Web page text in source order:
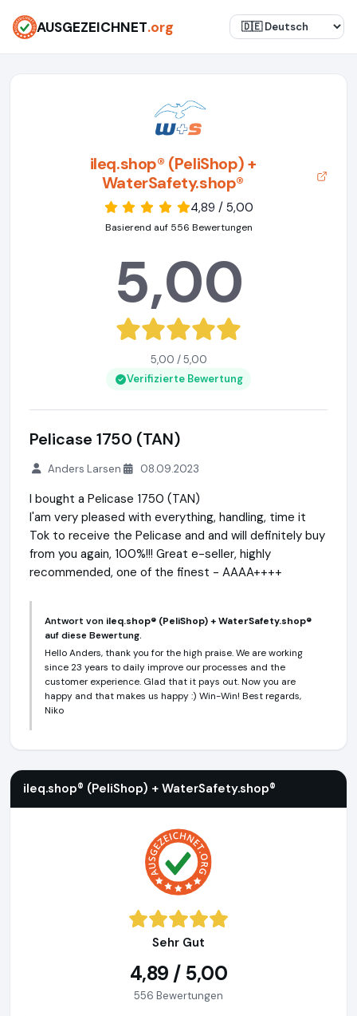
AUSGEZEICHNET.org
ileq.shop® (PeliShop) +
WaterSafety.shop®
4,89 / 5,00
Basierend auf 556 Bewertungen
5,00
5,00 / 5,00
Verifizierte Bewertung
Pelicase 1750 (TAN)
Anders Larsen 08.09.2023
I bought a Pelicase 1750 (TAN)
I'am very pleased with everything, handling, time it
Tok to receive the Pelicase and and will definitely buy
from you again, 100%!!! Great e-seller, highly
recommended, one of the finest - AAAA++++
Antwort von ileq.shop® (PeliShop) + WaterSafety.shop®
auf diese Bewertung.
Hello Anders, thank you for the high praise. We are working
since 23 years to daily improve our processes and the
customer experience. Glad that it pays out. Now you are
happy and that makes us happy :) Win-Win! Best regards,
Niko
ileq.shop® (PeliShop) + WaterSafety.shop®
Sehr Gut
4,89 / 5,00
556 Bewertungen